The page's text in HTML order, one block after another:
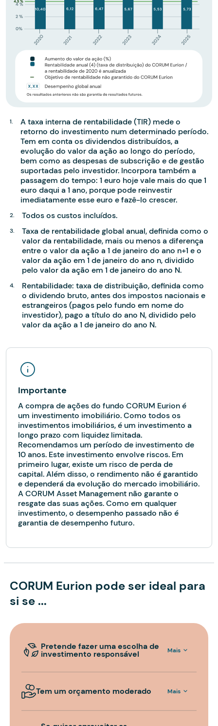
A taxa interna de rentabilidade (TIR) mede o
retorno do investimento num determinado período.
Tem em conta os dividendos distribuídos, a
evolução do valor da ação ao longo do período,
bem como as despesas de subscrição e de gestão
suportadas pelo investidor. Incorpora também a
passagem do tempo: 1 euro hoje vale mais do que 1
euro daqui a 1 ano, porque pode reinvestir
imediatamente esse euro e fazê-lo crescer.
Todos os custos incluídos.
Taxa de rentabilidade global anual, definida como o
valor da rentabilidade, mais ou menos a diferença
entre o valor da ação a 1 de janeiro do ano n+1 e o
valor da ação em 1 de janeiro do ano n, dividido
pelo valor da ação em 1 de janeiro do ano N.
Rentabilidade: taxa de distribuição, definida como
o dividendo bruto, antes dos impostos nacionais e
estrangeiros (pagos pelo fundo em nome do
investidor), pago a título do ano N, dividido pelo
valor da ação a 1 de janeiro do ano N.
Importante
A compra de ações do fundo CORUM Eurion é
um investimento imobiliário. Como todos os
investimentos imobiliários, é um investimento a
longo prazo com liquidez limitada.
Recomendamos um período de investimento de
10 anos. Este investimento envolve riscos. Em
primeiro lugar, existe um risco de perda de
capital. Além disso, o rendimento não é garantido
e dependerá da evolução do mercado imobiliário.
A CORUM Asset Management não garante o
resgate das suas ações. Como em qualquer
investimento, o desempenho passado não é
garantia de desempenho futuro.
CORUM Eurion pode ser ideal para
si se ...
Pretende fazer uma escolha de
investimento responsável Mais
Tem um orçamento moderado Mais